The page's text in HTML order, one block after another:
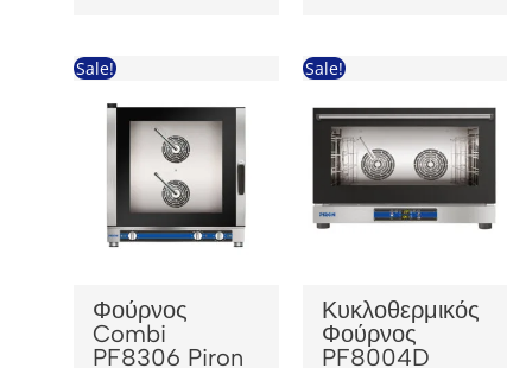
Sale!
Φούρνος
Combi
PF8306 Piron
Sale!
Κυκλοθερμικός
Φούρνος
PF8004D